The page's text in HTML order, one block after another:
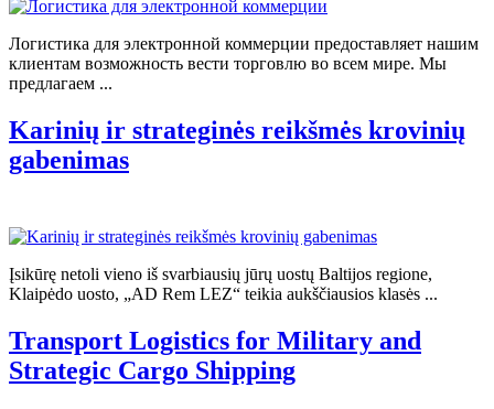
Логистика для электронной коммерции предоставляет нашим
клиентам возможность вести торговлю во всем мире. Мы
предлагаем ...
Karinių ir strateginės reikšmės krovinių
gabenimas
Įsikūrę netoli vieno iš svarbiausių jūrų uostų Baltijos regione,
Klaipėdo uosto, „AD Rem LEZ“ teikia aukščiausios klasės ...
Transport Logistics for Military and
Strategic Cargo Shipping